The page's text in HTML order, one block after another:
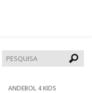
ANDEBOL 4 KIDS